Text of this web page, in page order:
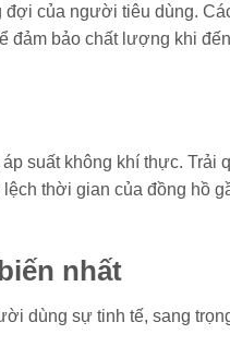
đợi của người tiêu dùng.
đảm bảo chất lượng khi
suất không khí thực. Trải
thời gian của đồng hồ
nhất
dùng sự tinh tế, sang